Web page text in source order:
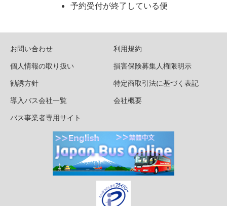
予約受付が終了している便
お問い合わせ
利用規約
個人情報の取り扱い
損害保険募集人権限明示
勧誘方針
特定商取引法に基づく表記
導入バス会社一覧
会社概要
バス事業者専用サイト